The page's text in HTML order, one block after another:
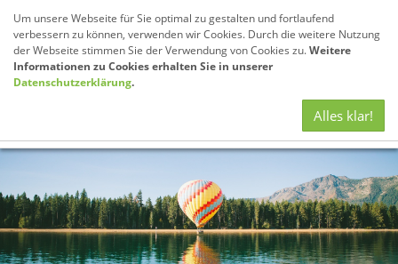
Um unsere Webseite für Sie optimal zu gestalten und fortlaufend
verbessern zu können, verwenden wir Cookies. Durch die weitere Nutzung
der Webseite stimmen Sie der Verwendung von Cookies zu.Weitere
Informationen zu Cookies erhalten Sie in unserer
Datenschutzerklärung.
Alles klar!